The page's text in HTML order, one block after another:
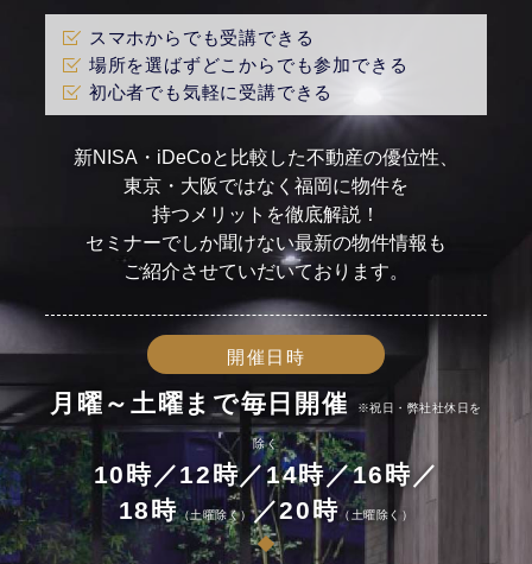
スマホからでも受講できる
場所を選ばずどこからでも参加できる
初心者でも気軽に受講できる
新NISA・iDeCoと比較した不動産の優位性、
東京・大阪ではなく福岡に物件を
持つメリットを徹底解説！
セミナーでしか聞けない最新の物件情報も
ご紹介させていだいております。
開催日時
月曜～土曜まで毎日開催 ※祝日・弊社社休日を
除く
10時／12時／14時／16時／
18時（土曜除く）／20時（土曜除く）